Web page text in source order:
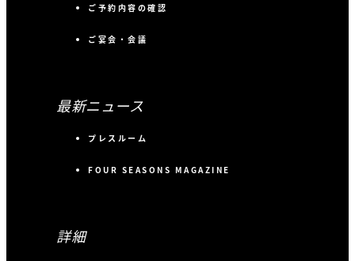
ご予約内容の確認
ご宴会・会議
最新ニュース
プレスルーム
FOUR SEASONS MAGAZINE
詳細